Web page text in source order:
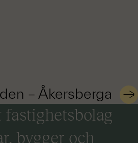
– Åkersberga
fastighetsbolag
bygger och